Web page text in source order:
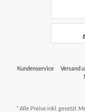
Kundenservice Versand
* Alle Preise inkl. gesetzl.